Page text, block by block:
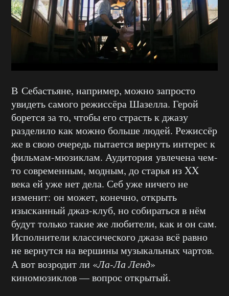
В Себастьяне, например, можно запросто
увидеть самого режиссёра Шазелла. Герой
борется за то, чтобы его страсть к джазу
разделило как можно больше людей. Режиссёр
же в свою очередь пытается вернуть интерес к
фильмам-мюзиклам. Аудитория увлечена чем-
то современным, модным, до старья из XX
века ей уже нет дела. Себ уже ничего не
изменит: он может, конечно, открыть
изысканный джаз-клуб, но собираться в нём
будут только такие же любители, как и он сам.
Исполнители классического джаза всё равно
не вернутся на вершины музыкальных чартов.
А вот возродит ли «Ла-Ла Ленд»
киномюзиклов — вопрос открытый.